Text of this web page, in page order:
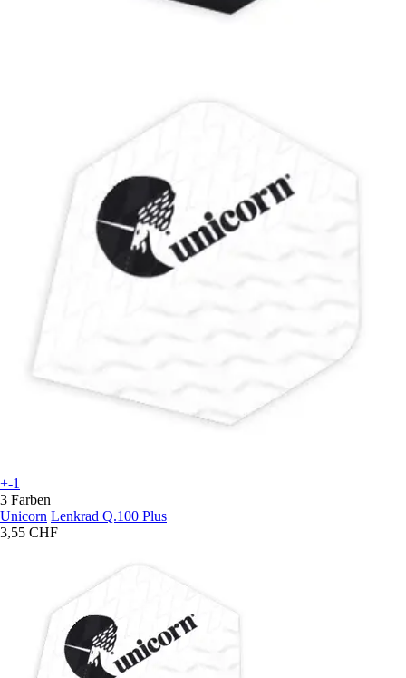
+-1
3 Farben
Unicorn Lenkrad Q.100 Plus
3,55 CHF